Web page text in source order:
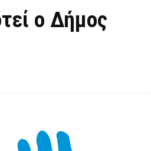
ο Δήμος